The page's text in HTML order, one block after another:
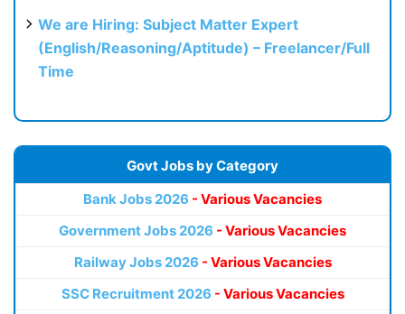
We are Hiring: Subject Matter Expert
(English/Reasoning/Aptitude) – Freelancer/Full
Time
Govt Jobs by Category
Bank Jobs 2026 - Various Vacancies
Government Jobs 2026 - Various Vacancies
Railway Jobs 2026 - Various Vacancies
SSC Recruitment 2026 - Various Vacancies